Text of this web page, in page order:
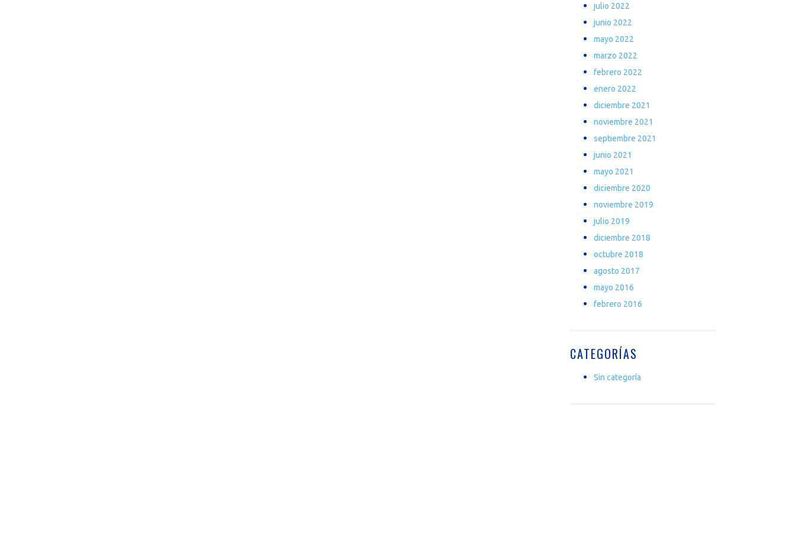
julio 2022
junio 2022
mayo 2022
marzo 2022
febrero 2022
enero 2022
diciembre 2021
noviembre 2021
septiembre 2021
junio 2021
mayo 2021
diciembre 2020
noviembre 2019
julio 2019
diciembre 2018
octubre 2018
agosto 2017
mayo 2016
febrero 2016
CATEGORÍAS
Sin categoría